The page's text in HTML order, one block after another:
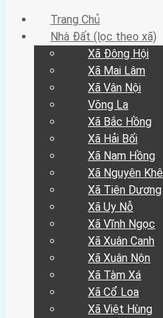
Trang Chủ
Trang Chủ
Nhà Đất (lọc theo xã)
Xã Đông Hội
Xã Mai Lâm
Xã Vân Nội
Võng La
Xã Bắc Hồng
Xã Hải Bối
Xã Nam Hồng
Xã Nguyên Khê
Xã Tiên Dương
Xã Uy Nỗ
Xã Vĩnh Ngọc
Xã Xuân Canh
Xã Xuân Nộn
Xã Tàm Xá
Xã Cổ Loa
Xã Việt Hùng